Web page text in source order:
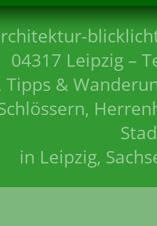
04317 Leipzig –
Tipps &
in Leipzig,